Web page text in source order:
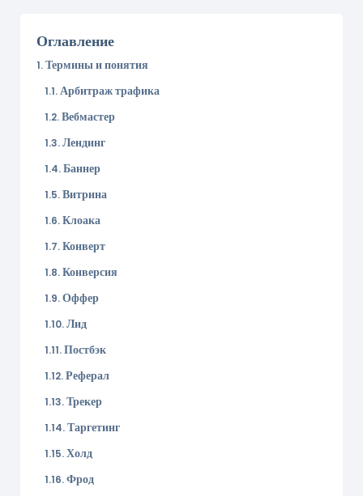
Оглавление
Термины и понятия
Арбитраж трафика
Вебмастер
Лендинг
Баннер
Витрина
Клоака
Конверт
Конверсия
Оффер
Лид
Постбэк
Реферал
Трекер
Таргетинг
Холд
Фрод